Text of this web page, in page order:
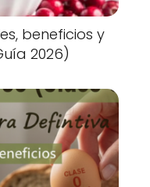
beneficios y
2026)